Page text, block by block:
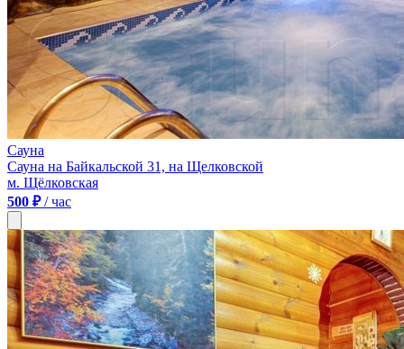
Сауна
Сауна на Байкальской 31, на Щелковской
м. Щёлковская
500 ₽/ час